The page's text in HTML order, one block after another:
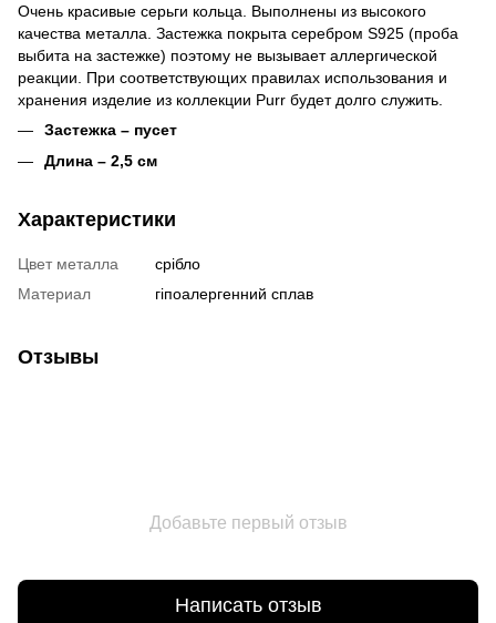
Очень красивые серьги кольца. Выполнены из высокого
качества металла. Застежка покрыта серебром S925 (проба
выбита на застежке) поэтому не вызывает аллергической
реакции. При соответствующих правилах использования и
хранения изделие из коллекции Purr будет долго служить.
Застежка – пусет
Длина – 2,5 см
Характеристики
Цвет металла
срібло
Материал
гіпоалергенний сплав
Отзывы
Добавьте первый отзыв
Написать отзыв